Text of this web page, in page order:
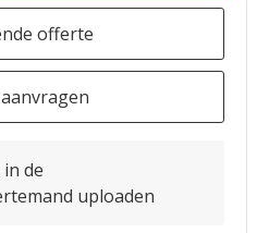
offerte
de
uploaden